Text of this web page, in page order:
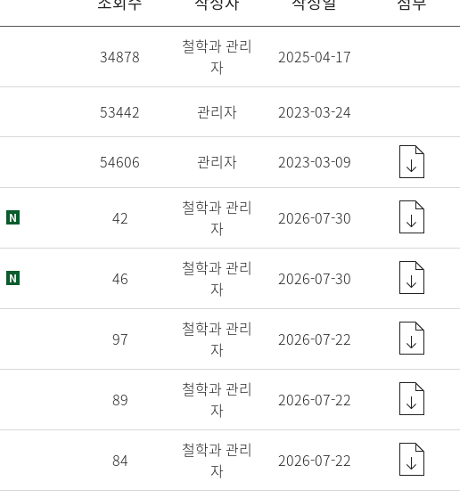
34878
철학과 관리
자
2025-04-17
53442 관리자 2023-03-24
54606 관리자 2023-03-09
N 42
철학과 관리
자
2026-07-30
N 46
철학과 관리
자
2026-07-30
97
철학과 관리
자
2026-07-22
89
철학과 관리
자
2026-07-22
84
철학과 관리
자
2026-07-22